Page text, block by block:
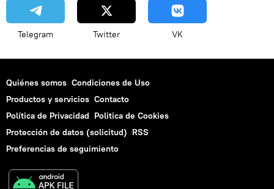
Telegram Twitter VK
Quiénes somos Condiciones de Uso
Productos y servicios Contacto
Política de Privacidad Politica de Cookies
Protección de datos (solicitud) RSS
Preferencias de seguimiento